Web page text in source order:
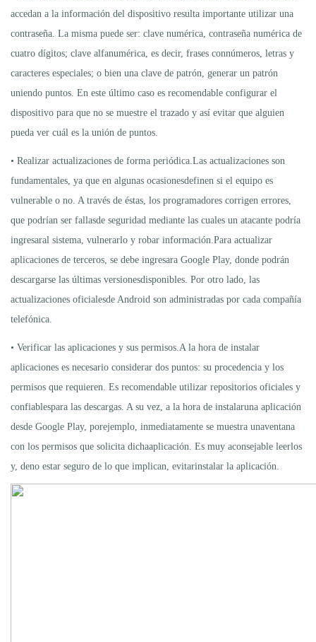
accedan a la información del dispositivo resulta importante utilizar una
contraseña. La misma puede ser: clave numérica, contraseña numérica de
cuatro dígitos; clave alfanumérica, es decir, frases connúmeros, letras y
caracteres especiales; o bien una clave de patrón, generar un patrón
uniendo puntos. En este último caso es recomendable configurar el
dispositivo para que no se muestre el trazado y así evitar que alguien
pueda ver cuál es la unión de puntos.
• Realizar actualizaciones de forma periódica.Las actualizaciones son
fundamentales, ya que en algunas ocasionesdefinen si el equipo es
vulnerable o no. A través de éstas, los programadores corrigen errores,
que podrían ser fallasde seguridad mediante las cuales un atacante podría
ingresaral sistema, vulnerarlo y robar información.Para actualizar
aplicaciones de terceros, se debe ingresara Google Play, donde podrán
descargarse las últimas versionesdisponibles. Por otro lado, las
actualizaciones oficialesde Android son administradas por cada compañía
telefónica.
• Verificar las aplicaciones y sus permisos.A la hora de instalar
aplicaciones es necesario considerar dos puntos: su procedencia y los
permisos que requieren. Es recomendable utilizar repositorios oficiales y
confiablespara las descargas. A su vez, a la hora de instalaruna aplicación
desde Google Play, porejemplo, inmediatamente se muestra unaventana
con los permisos que solicita dichaaplicación. Es muy aconsejable leerlos
y, deno estar seguro de lo que implican, evitarinstalar la aplicación.